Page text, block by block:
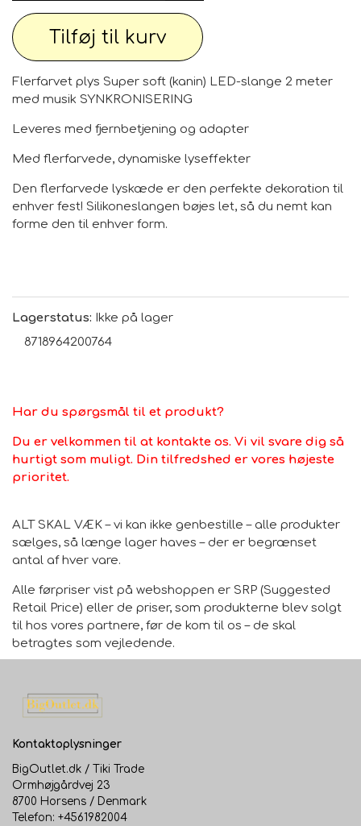
Tilføj til kurv
Flerfarvet plys Super soft (kanin) LED-slange 2 meter
med musik SYNKRONISERING
Leveres med fjernbetjening og adapter
Med flerfarvede, dynamiske lyseffekter
Den flerfarvede lyskæde er den perfekte dekoration til
enhver fest! Silikoneslangen bøjes let, så du nemt kan
forme den til enhver form.
Lagerstatus: Ikke på lager
8718964200764
Har du spørgsmål til et produkt?
Du er velkommen til at kontakte os. Vi vil svare dig så
hurtigt som muligt. Din tilfredshed er vores højeste
prioritet.
ALT SKAL VÆK – vi kan ikke genbestille – alle produkter
sælges, så længe lager haves – der er begrænset
antal af hver vare.
Alle førpriser vist på webshoppen er SRP (Suggested
Retail Price) eller de priser, som produkterne blev solgt
til hos vores partnere, før de kom til os – de skal
betragtes som vejledende.
Kontaktoplysninger
BigOutlet.dk / Tiki Trade
Ormhøjgårdvej 23
8700 Horsens / Denmark
Telefon: +4561982004